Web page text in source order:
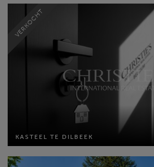
KASTEEL TE DILBEEK
VERKOCHT
KASTEEL TE DILBEEK
Bewoonbare opp: 880 m²
Perceel opp: 56637 m²
Slaapkamers: 6